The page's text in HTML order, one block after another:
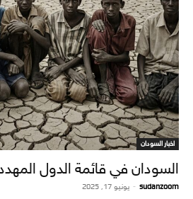
اخبار السودان
السودان في قائمة الدول
sudanzoom
- يونيو 17, 2025